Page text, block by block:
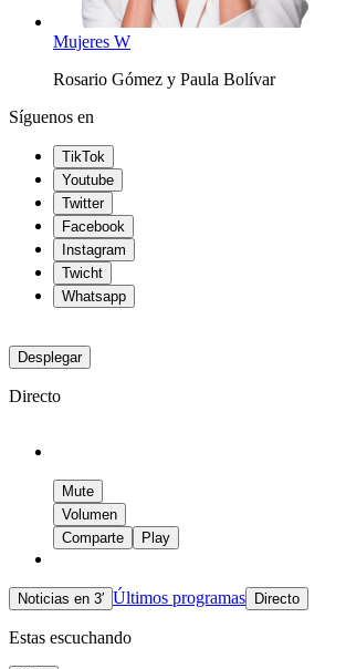
Mujeres W
Rosario Gómez y Paula Bolívar
Síguenos en
TikTok
Youtube
Twitter
Facebook
Instagram
Twicht
Whatsapp
Desplegar
Directo
Mute
Volumen
Comparte
Play
Noticias en 3′ Últimos programas Directo
Estas escuchando